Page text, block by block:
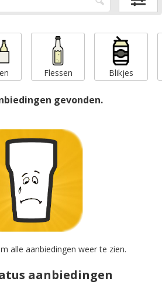
Flessen Blikjes
gevonden.
alle aanbiedingen weer te zien.
aanbiedingen